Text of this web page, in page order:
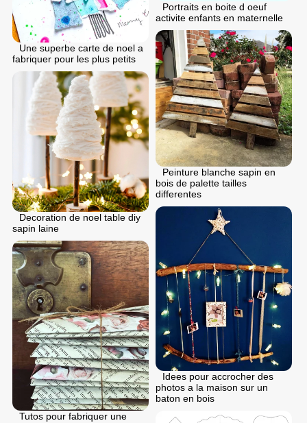
Portraits en boite d oeuf
activite enfants en maternelle
Une superbe carte de noel a
fabriquer pour les plus petits
Peinture blanche sapin en
bois de palette tailles
differentes
Decoration de noel table diy
sapin laine
Idees pour accrocher des
photos a la maison sur un
baton en bois
Tutos pour fabriquer une